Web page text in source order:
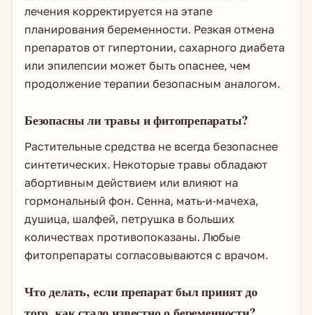
лечения корректируется на этапе
планирования беременности. Резкая отмена
препаратов от гипертонии, сахарного диабета
или эпилепсии может быть опаснее, чем
продолжение терапии безопасным аналогом.
Безопасны ли травы и фитопрепараты?
Растительные средства не всегда безопаснее
синтетических. Некоторые травы обладают
абортивным действием или влияют на
гормональный фон. Сенна, мать-и-мачеха,
душица, шалфей, петрушка в больших
количествах противопоказаны. Любые
фитопрепараты согласовываются с врачом.
Что делать, если препарат был принят до